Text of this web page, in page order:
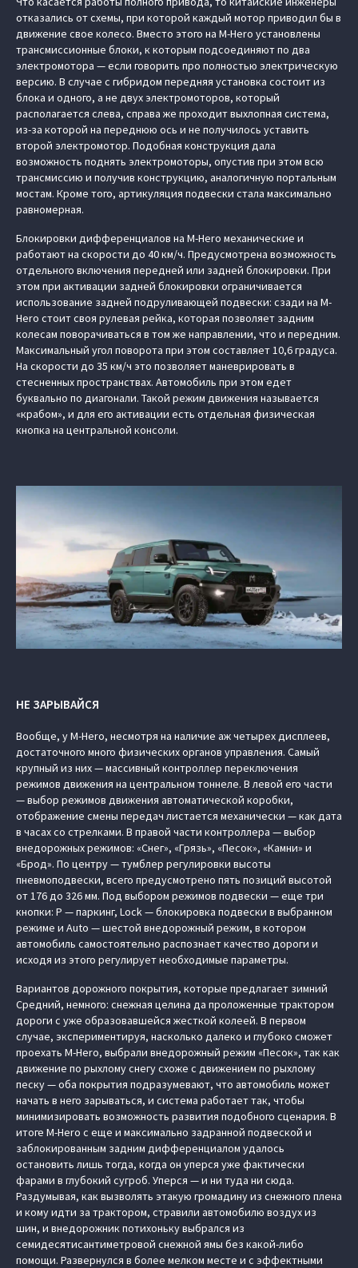
отказались от схемы, при которой каждый мотор приводил бы в
движение свое колесо. Вместо этого на M-Hero установлены
трансмиссионные блоки, к которым подсоединяют по два
электромотора — если говорить про полностью электрическую
версию. В случае с гибридом передняя установка состоит из
блока и одного, а не двух электромоторов, который
располагается слева, справа же проходит выхлопная система,
из-за которой на переднюю ось и не получилось уставить
второй электромотор. Подобная конструкция дала
возможность поднять электромоторы, опустив при этом всю
трансмиссию и получив конструкцию, аналогичную портальным
мостам. Кроме того, артикуляция подвески стала максимально
равномерная.
Блокировки дифференциалов на M-Hero механические и
работают на скорости до 40 км/ч. Предусмотрена возможность
отдельного включения передней или задней блокировки. При
этом при активации задней блокировки ограничивается
использование задней подруливающей подвески: сзади на M-
Hero стоит своя рулевая рейка, которая позволяет задним
колесам поворачиваться в том же направлении, что и передним.
Максимальный угол поворота при этом составляет 10,6 градуса.
На скорости до 35 км/ч это позволяет маневрировать в
стесненных пространствах. Автомобиль при этом едет
буквально по диагонали. Такой режим движения называется
«крабом», и для его активации есть отдельная физическая
кнопка на центральной консоли.
НЕ ЗАРЫВАЙСЯ
Вообще, у M-Hero, несмотря на наличие аж четырех дисплеев,
достаточного много физических органов управления. Самый
крупный из них — массивный контроллер переключения
режимов движения на центральном тоннеле. В левой его части
— выбор режимов движения автоматической коробки,
отображение смены передач листается механически — как дата
в часах со стрелками. В правой части контроллера — выбор
внедорожных режимов: «Снег», «Грязь», «Песок», «Камни» и
«Брод». По центру — тумблер регулировки высоты
пневмоподвески, всего предусмотрено пять позиций высотой
от 176 до 326 мм. Под выбором режимов подвески — еще три
кнопки: P — паркинг, Lock — блокировка подвески в выбранном
режиме и Auto — шестой внедорожный режим, в котором
автомобиль самостоятельно распознает качество дороги и
исходя из этого регулирует необходимые параметры.
Вариантов дорожного покрытия, которые предлагает зимний
Средний, немного: снежная целина да проложенные трактором
дороги с уже образовавшейся жесткой колеей. В первом
случае, экспериментируя, насколько далеко и глубоко сможет
проехать M-Hero, выбрали внедорожный режим «Песок», так как
движение по рыхлому снегу схоже с движением по рыхлому
песку — оба покрытия подразумевают, что автомобиль может
начать в него зарываться, и система работает так, чтобы
минимизировать возможность развития подобного сценария. В
итоге M-Hero с еще и максимально задранной подвеской и
заблокированным задним дифференциалом удалось
остановить лишь тогда, когда он уперся уже фактически
фарами в глубокий сугроб. Уперся — и ни туда ни сюда.
Раздумывая, как вызволять этакую громадину из снежного плена
и кому идти за трактором, стравили автомобилю воздух из
шин, и внедорожник потихоньку выбрался из
семидесятисантиметровой снежной ямы без какой-либо
помощи. Развернулся в более мелком месте и с эффектными